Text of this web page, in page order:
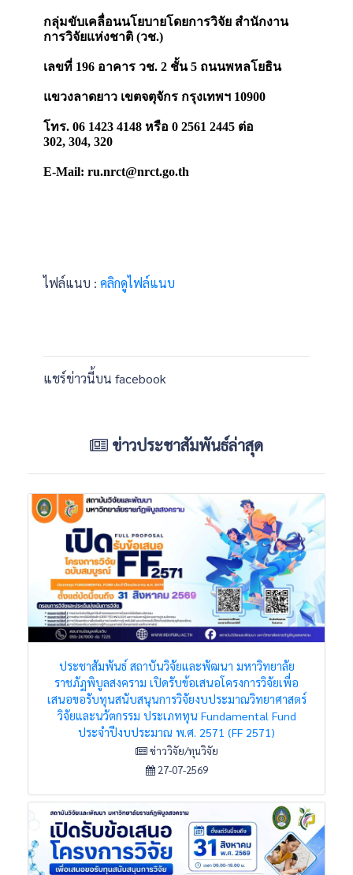
กลุ่มขับเคลื่อนนโยบายโดยการวิจัย สำนักงาน
การวิจัยแห่งชาติ (วช.)
เลขที่ 196 อาคาร วช. 2 ชั้น 5 ถนนพหลโยธิน
แขวงลาดยาว เขตจตุจักร กรุงเทพฯ 10900
โทร. 06 1423 4148 หรือ 0 2561 2445 ต่อ
302, 304, 320
E-Mail: ru.nrct@nrct.go.th
ไฟล์แนบ : คลิกดูไฟล์แนบ
แชร์ข่าวนี้บน facebook
ข่าวประชาสัมพันธ์ล่าสุด
ประชาสัมพันธ์ สถาบันวิจัยและพัฒนา มหาวิทยาลัย
ราชภัฏพิบูลสงคราม เปิดรับข้อเสนอโครงการวิจัยเพื่อ
เสนอขอรับทุนสนับสนุนการวิจัยงบประมาณวิทยาศาสตร์
วิจัยและนวัตกรรม ประเภททุน Fundamental Fund
ประจำปีงบประมาณ พ.ศ. 2571 (FF 2571)
ข่าววิจัย/ทุนวิจัย
27-07-2569